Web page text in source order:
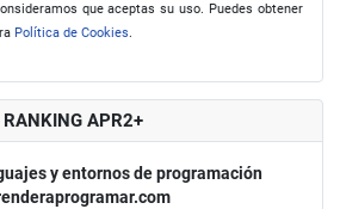
que aceptas su uso. Puedes obtener
Política de Cookies.
RANKING APR2+
y entornos de programación